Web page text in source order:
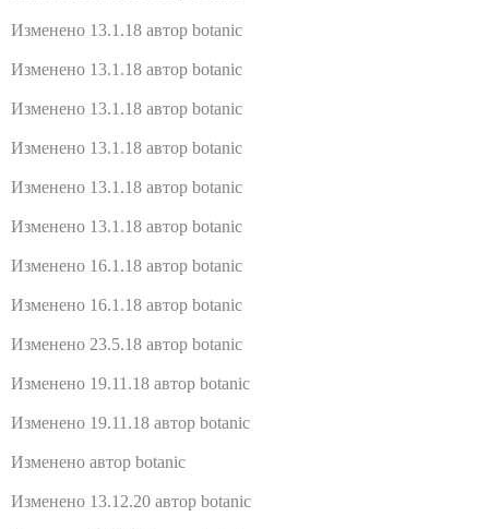
Изменено 13.1.18 автор botanic
Изменено 13.1.18 автор botanic
Изменено 13.1.18 автор botanic
Изменено 13.1.18 автор botanic
Изменено 13.1.18 автор botanic
Изменено 13.1.18 автор botanic
Изменено 16.1.18 автор botanic
Изменено 16.1.18 автор botanic
Изменено 23.5.18 автор botanic
Изменено 19.11.18 автор botanic
Изменено 19.11.18 автор botanic
Изменено автор botanic
Изменено 13.12.20 автор botanic